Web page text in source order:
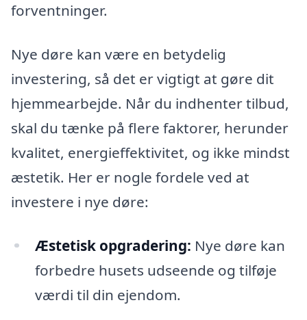
forventninger.
Nye døre kan være en betydelig
investering, så det er vigtigt at gøre dit
hjemmearbejde. Når du indhenter tilbud,
skal du tænke på flere faktorer, herunder
kvalitet, energieffektivitet, og ikke mindst
æstetik. Her er nogle fordele ved at
investere i nye døre:
Æstetisk opgradering: Nye døre kan
forbedre husets udseende og tilføje
værdi til din ejendom.